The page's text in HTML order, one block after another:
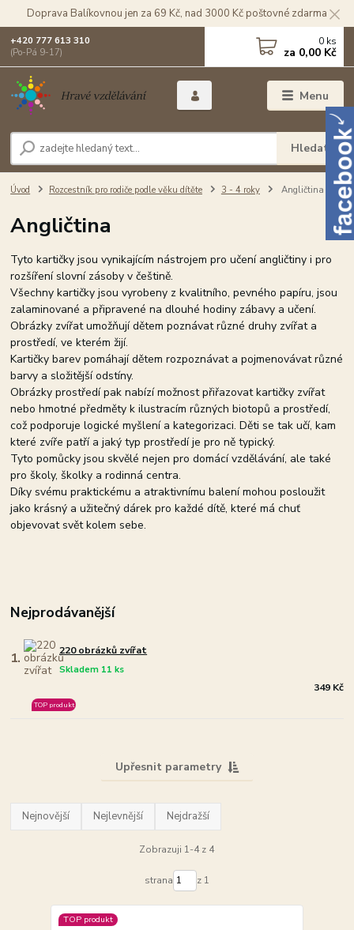
Doprava Balíkovnou jen za 69 Kč, nad 3000 Kč poštovné zdarma
Menu
Hledat
+420 777 613 310
(Po-Pá 9-17)
0 ks
za 0,00 Kč
Úvod Rozcestník pro rodiče podle věku dítěte 3 - 4 roky Angličtina
Angličtina
Tyto kartičky jsou vynikajícím nástrojem pro učení angličtiny i pro
rozšíření slovní zásoby v češtině.
Všechny kartičky jsou vyrobeny z kvalitního, pevného papíru, jsou
zalaminované a připravené na dlouhé hodiny zábavy a učení.
Obrázky zvířat umožňují dětem poznávat různé druhy zvířat a
prostředí, ve kterém žijí.
Kartičky barev pomáhají dětem rozpoznávat a pojmenovávat různé
barvy a složitější odstíny.
Obrázky prostředí pak nabízí možnost přiřazovat kartičky zvířat
nebo hmotné předměty k ilustracím různých biotopů a prostředí,
což podporuje logické myšlení a kategorizaci. Děti se tak učí, kam
které zvíře patří a jaký typ prostředí je pro ně typický.
Tyto pomůcky jsou skvělé nejen pro domácí vzdělávání, ale také
pro školy, školky a rodinná centra.
Díky svému praktickému a atraktivnímu balení mohou posloužit
jako krásný a užitečný dárek pro každé dítě, které má chuť
objevovat svět kolem sebe.
Nejprodávanější
1. 220 obrázků zvířat
Skladem 11 ks
TOP produkt
349 Kč
Upřesnit parametry
Nejnovější Nejlevnější Nejdražší
Zobrazuji 1-4 z 4
strana z 1
TOP produkt